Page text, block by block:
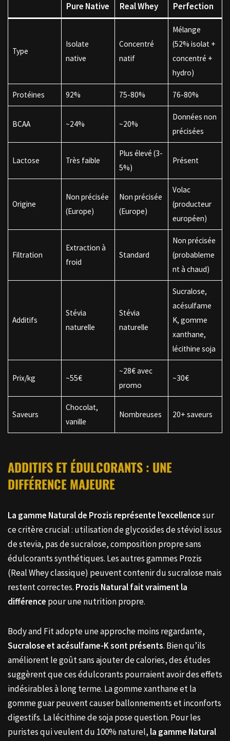
Pure Native
Real Whey
Perfection
Type
Isolate
native
Concentré
natif
Mélange
(52% isolat +
concentré +
hydro)
Protéines 92% 75-80% 76-80%
BCAA ~24% ~20%
Données non
précisées
Lactose Très faible
Plus élevé (3-
5%)
Présent
Origine
Non précisée
(Europe)
Non précisée
(Europe)
Volac
(producteur
européen)
Filtration
Extraction à
froid
Standard
Non précisée
(probableme
nt à chaud)
Additifs
Stévia
naturelle
Stévia
naturelle
Sucralose,
acésulfame
K, gomme
xanthane,
lécithine soja
Prix/kg ~55€
~28€ avec
promo
~30€
Saveurs
Chocolat,
vanille
Nombreuses 20+ saveurs
ADDITIFS ET ÉDULCORANTS : UNE
DIFFÉRENCE MAJEURE
La gamme Natural de Prozis représente l’excellencesur
ce critère crucial : utilisation de glycosides de stéviol issus
de stevia, pas de sucralose, composition propre sans
édulcorants synthétiques. Les autres gammes Prozis
(Real Whey classique) peuvent contenir du sucralose mais
restent correctes. Prozis Natural fait vraiment la
différence pour une nutrition propre.
Body and Fit adopte une approche moins regardante,
Sucralose et acésulfame-K sont présents. Bien qu’ils
améliorent le goût sans ajouter de calories, des études
suggèrent que ces édulcorants pourraient avoir des effets
indésirables à long terme. La gomme xanthane et la
gomme guar peuvent causer ballonnements et inconforts
digestifs. La lécithine de soja pose question. Pour les
puristes qui veulent du 100% naturel, la gamme Natural